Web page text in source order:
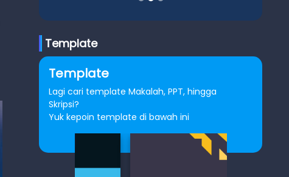
Template
Template
Lagi cari template Makalah, PPT, hingga
Skripsi?
Yuk kepoin template di bawah ini